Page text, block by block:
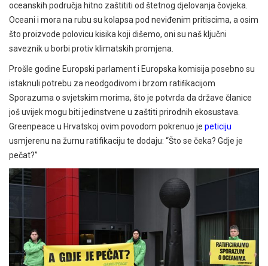
oceanskih područja hitno zaštititi od štetnog djelovanja čovjeka.
Oceani i mora na rubu su kolapsa pod neviđenim pritiscima, a osim
što proizvode polovicu kisika koji dišemo, oni su naš ključni
saveznik u borbi protiv klimatskih promjena.
Prošle godine Europski parlament i Europska komisija posebno su
istaknuli potrebu za neodgodivom i brzom ratiﬁkacijom
Sporazuma o svjetskim morima, što je potvrda da države članice
još uvijek mogu biti jedinstvene u zaštiti prirodnih ekosustava.
Greenpeace u Hrvatskoj ovim povodom pokrenuo je peticiju
usmjerenu na žurnu ratifikaciju te dodaju: “Što se čeka? Gdje je
pečat?”